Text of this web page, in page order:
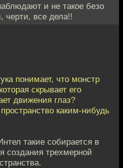
и не такое безо
черти, все дела!!
понимает, что монстр
скрывает его
движения глаз?
каким-нибудь
такие собирается в
создания трехмерной